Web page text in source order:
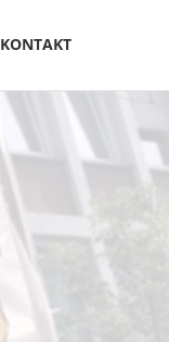
KONTAKT